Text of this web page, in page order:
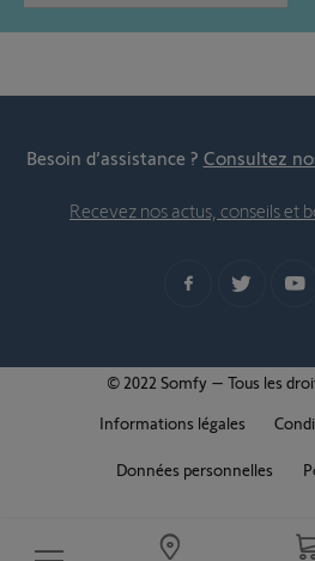
Besoin d’assistance ? Consultez
Recevez nos actus, conseils et
© 2022 Somfy – Tous les
Informations légales
Données personnelles